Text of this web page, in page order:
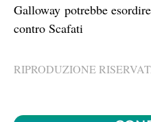
Galloway potrebbe
contro Scafati
RIPRODUZIONE